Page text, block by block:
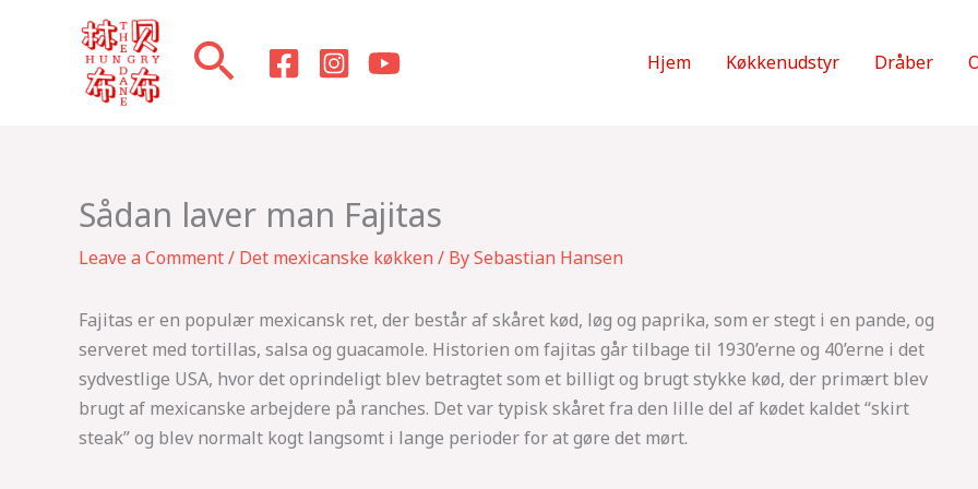
Hjem Køkkenudstyr Dråber
Sådan laver man Fajitas
Leave a Comment/ Det mexicanske køkken / BySebastian Hansen
Fajitas er en populær mexicansk ret, der består af skåret kød, løg og paprika, som er stegt i en pande, og
serveret med tortillas, salsa og guacamole. Historien om fajitas går tilbage til 1930’erne og 40’erne i det
sydvestlige USA, hvor det oprindeligt blev betragtet som et billigt og brugt stykke kød, der primært blev
brugt af mexicanske arbejdere på ranches. Det var typisk skåret fra den lille del af kødet kaldet “skirt
steak” og blev normalt kogt langsomt i lange perioder for at gøre det mørt.